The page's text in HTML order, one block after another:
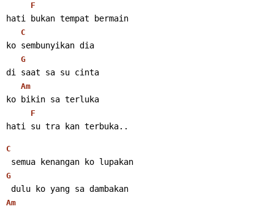
F
hati bukan tempat bermain
C
ko sembunyikan dia
G
di saat sa su cinta
Am
ko bikin sa terluka
F
hati su tra kan terbuka..
C
semua kenangan ko lupakan
G
dulu ko yang sa dambakan
Am